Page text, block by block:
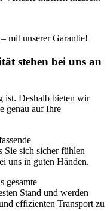
mit unserer Garantie!
stehen bei uns an
ist. Deshalb bieten wir
genau auf Ihre
Sie sich sicher fühlen
uns in guten Händen.
gesamte
Stand und werden
effizienten Transport zu